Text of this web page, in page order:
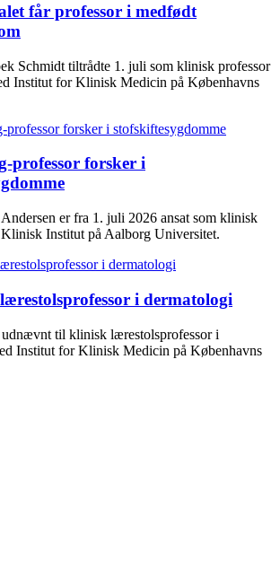
får professor i medfødt
Schmidt tiltrådte 1. juli som klinisk professor
Institut for Klinisk Medicin på Københavns
professor forsker i
er fra 1. juli 2026 ansat som klinisk
Institut på Aalborg Universitet.
i dermatologi
til klinisk lærestolsprofessor i
Institut for Klinisk Medicin på Københavns